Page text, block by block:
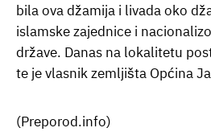
bila ova džamija i livada oko
islamske zajednice i
države. Danas na lokalitetu
te je vlasnik zemljišta Općina
(Preporod.info)